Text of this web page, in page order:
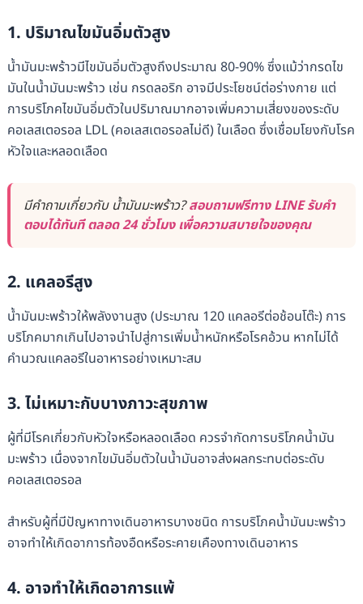
1. ปริมาณไขมันอิ่มตัวสูง
น้ำมันมะพร้าวมีไขมันอิ่มตัวสูงถึงประมาณ 80-90% ซึ่งแม้ว่ากรดไข
มันในน้ำมันมะพร้าว เช่น กรดลอริก อาจมีประโยชน์ต่อร่างกาย แต่
การบริโภคไขมันอิ่มตัวในปริมาณมากอาจเพิ่มความเสี่ยงของระดับ
คอเลสเตอรอล LDL (คอเลสเตอรอลไม่ดี) ในเลือด ซึ่งเชื่อมโยงกับโรค
หัวใจและหลอดเลือด
มีคำถามเกี่ยวกับ น้ำมันมะพร้าว?สอบถามฟรีทาง LINE รับคำ
ตอบได้ทันที ตลอด 24 ชั่วโมง เพื่อความสบายใจของคุณ
2. แคลอรีสูง
น้ำมันมะพร้าวให้พลังงานสูง (ประมาณ 120 แคลอรีต่อช้อนโต๊ะ) การ
บริโภคมากเกินไปอาจนำไปสู่การเพิ่มน้ำหนักหรือโรคอ้วน หากไม่ได้
คำนวณแคลอรีในอาหารอย่างเหมาะสม
3. ไม่เหมาะกับบางภาวะสุขภาพ
ผู้ที่มีโรคเกี่ยวกับหัวใจหรือหลอดเลือด ควรจำกัดการบริโภคน้ำมัน
มะพร้าว เนื่องจากไขมันอิ่มตัวในน้ำมันอาจส่งผลกระทบต่อระดับ
คอเลสเตอรอล
สำหรับผู้ที่มีปัญหาทางเดินอาหารบางชนิด การบริโภคน้ำมันมะพร้าว
อาจทำให้เกิดอาการท้องอืดหรือระคายเคืองทางเดินอาหาร
4. อาจทำให้เกิดอาการแพ้